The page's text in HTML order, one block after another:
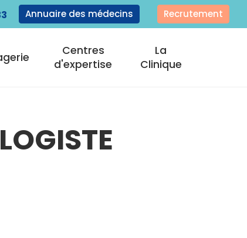
Annuaire des médecins Recrutement
Centres
d'expertise
La
Clinique